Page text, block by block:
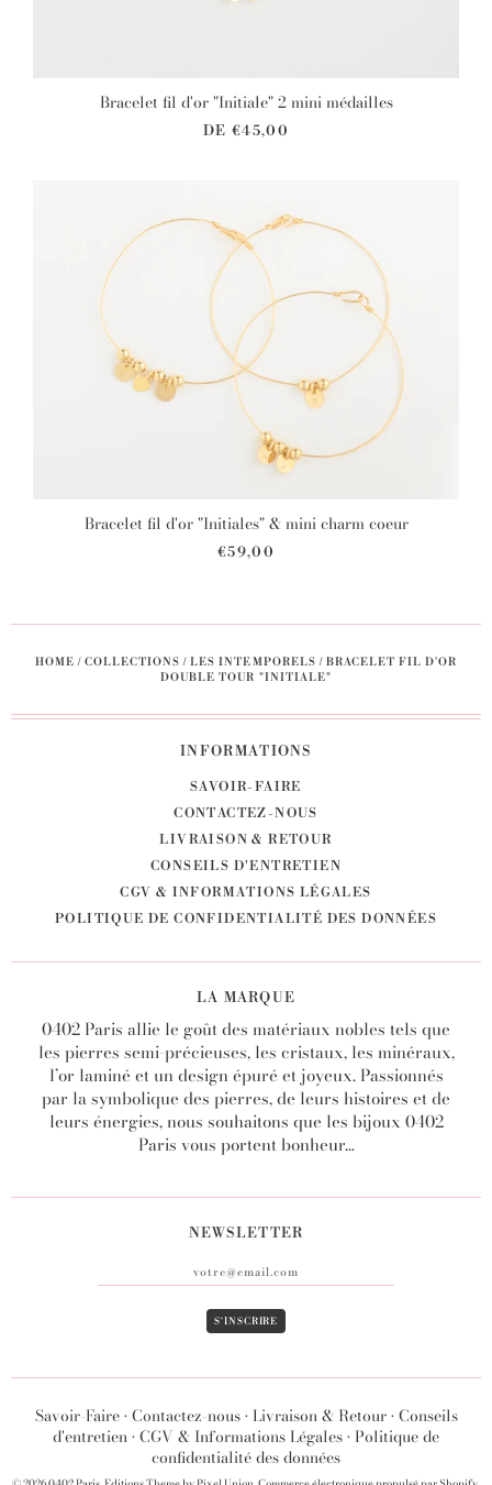
Bracelet fil d'or "Initiale" 2 mini médailles
DE€45,00
Bracelet fil d'or "Initiales" & mini charm coeur
€59,00
HOME / COLLECTIONS / LES INTEMPORELS / BRACELET FIL D'OR
DOUBLE TOUR "INITIALE"
INFORMATIONS
SAVOIR-FAIRE
CONTACTEZ-NOUS
LIVRAISON & RETOUR
CONSEILS D'ENTRETIEN
CGV & INFORMATIONS LÉGALES
POLITIQUE DE CONFIDENTIALITÉ DES DONNÉES
LA MARQUE
0402 Paris allie le goût des matériaux nobles tels que
les pierres semi-précieuses, les cristaux, les minéraux,
l’or laminé et un design épuré et joyeux. Passionnés
par la symbolique des pierres, de leurs histoires et de
leurs énergies, nous souhaitons que les bijoux 0402
Paris vous portent bonheur...
NEWSLETTER
Savoir-Faire•Contactez-nous•Livraison & Retour•Conseils
d'entretien•CGV & Informations Légales•Politique de
confidentialité des données